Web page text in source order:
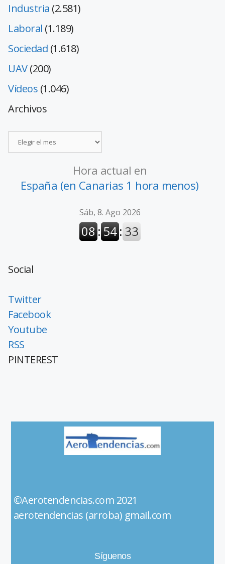
Industria (2.581)
Laboral (1.189)
Sociedad (1.618)
UAV(200)
Vídeos (1.046)
Archivos
Hora actual en
España (en Canarias 1 hora menos)
Social
Twitter
Facebook
Youtube
RSS
PINTEREST
©Aerotendencias.com 2021
aerotendencias (arroba) gmail.com
Síguenos